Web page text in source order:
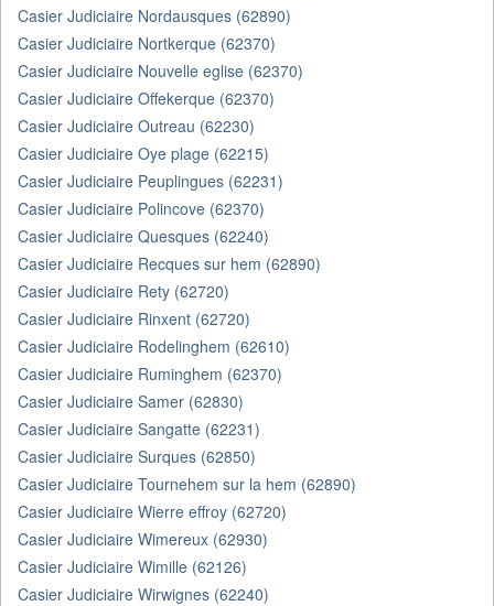
Casier Judiciaire Nordausques (62890)
Casier Judiciaire Nortkerque (62370)
Casier Judiciaire Nouvelle eglise (62370)
Casier Judiciaire Offekerque (62370)
Casier Judiciaire Outreau (62230)
Casier Judiciaire Oye plage (62215)
Casier Judiciaire Peuplingues (62231)
Casier Judiciaire Polincove (62370)
Casier Judiciaire Quesques (62240)
Casier Judiciaire Recques sur hem (62890)
Casier Judiciaire Rety (62720)
Casier Judiciaire Rinxent (62720)
Casier Judiciaire Rodelinghem (62610)
Casier Judiciaire Ruminghem (62370)
Casier Judiciaire Samer (62830)
Casier Judiciaire Sangatte (62231)
Casier Judiciaire Surques (62850)
Casier Judiciaire Tournehem sur la hem (62890)
Casier Judiciaire Wierre effroy (62720)
Casier Judiciaire Wimereux (62930)
Casier Judiciaire Wimille (62126)
Casier Judiciaire Wirwignes (62240)